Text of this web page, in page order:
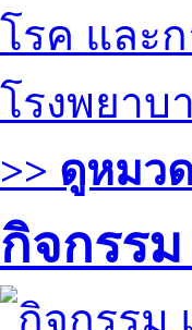
โรค และ
โรงพยาบ
>> ดูหมว
กิจกรร